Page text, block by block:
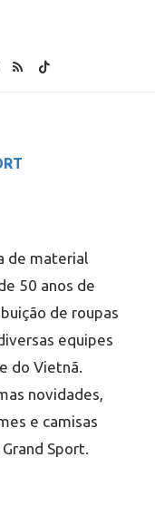
de material
50 anos de
de roupas
equipes
do Vietnã.
novidades,
e camisas
Sport.